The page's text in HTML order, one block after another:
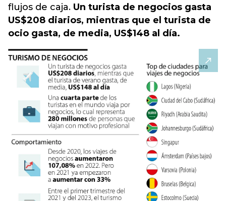
flujos de caja. Un turista de negocios gasta
US$208 diarios, mientras que el turista de
ocio gasta, de media, US$148 al día.